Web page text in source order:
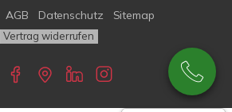
AGB Datenschutz Sitemap
Vertrag widerrufen